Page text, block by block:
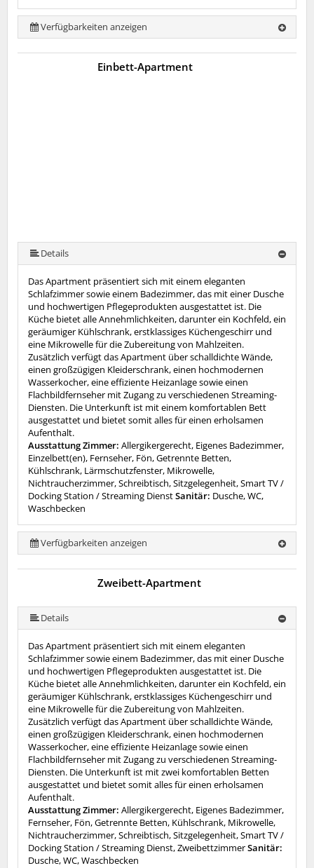
Verfügbarkeiten anzeigen
Einbett-Apartment
Details
Das Apartment präsentiert sich mit einem eleganten
Schlafzimmer sowie einem Badezimmer, das mit einer Dusche
und hochwertigen Pflegeprodukten ausgestattet ist. Die
Küche bietet alle Annehmlichkeiten, darunter ein Kochfeld, ein
geräumiger Kühlschrank, erstklassiges Küchengeschirr und
eine Mikrowelle für die Zubereitung von Mahlzeiten.
Zusätzlich verfügt das Apartment über schalldichte Wände,
einen großzügigen Kleiderschrank, einen hochmodernen
Wasserkocher, eine effiziente Heizanlage sowie einen
Flachbildfernseher mit Zugang zu verschiedenen Streaming-
Diensten. Die Unterkunft ist mit einem komfortablen Bett
ausgestattet und bietet somit alles für einen erholsamen
Aufenthalt.
Ausstattung Zimmer: Allergikergerecht, Eigenes Badezimmer,
Einzelbett(en), Fernseher, Fön, Getrennte Betten,
Kühlschrank, Lärmschutzfenster, Mikrowelle,
Nichtraucherzimmer, Schreibtisch, Sitzgelegenheit, Smart TV /
Docking Station / Streaming DienstSanitär: Dusche, WC,
Waschbecken
Verfügbarkeiten anzeigen
Zweibett-Apartment
Details
Das Apartment präsentiert sich mit einem eleganten
Schlafzimmer sowie einem Badezimmer, das mit einer Dusche
und hochwertigen Pflegeprodukten ausgestattet ist. Die
Küche bietet alle Annehmlichkeiten, darunter ein Kochfeld, ein
geräumiger Kühlschrank, erstklassiges Küchengeschirr und
eine Mikrowelle für die Zubereitung von Mahlzeiten.
Zusätzlich verfügt das Apartment über schalldichte Wände,
einen großzügigen Kleiderschrank, einen hochmodernen
Wasserkocher, eine effiziente Heizanlage sowie einen
Flachbildfernseher mit Zugang zu verschiedenen Streaming-
Diensten. Die Unterkunft ist mit zwei komfortablen Betten
ausgestattet und bietet somit alles für einen erholsamen
Aufenthalt.
Ausstattung Zimmer: Allergikergerecht, Eigenes Badezimmer,
Fernseher, Fön, Getrennte Betten, Kühlschrank, Mikrowelle,
Nichtraucherzimmer, Schreibtisch, Sitzgelegenheit, Smart TV /
Docking Station / Streaming Dienst, ZweibettzimmerSanitär:
Dusche, WC, Waschbecken